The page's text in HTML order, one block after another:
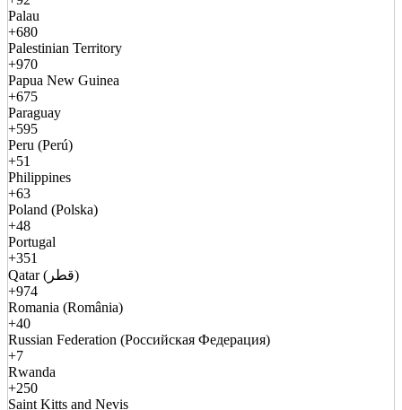
Palau
+680
Palestinian Territory
+970
Papua New Guinea
+675
Paraguay
+595
Peru (Perú)
+51
Philippines
+63
Poland (Polska)
+48
Portugal
+351
Qatar (قطر)
+974
Romania (România)
+40
Russian Federation (Российская Федерация)
+7
Rwanda
+250
Saint Kitts and Nevis